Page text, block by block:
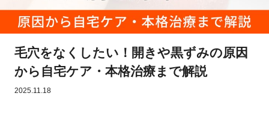
毛穴をなくしたい！開きや黒ずみの原因
から自宅ケア・本格治療まで解説
2025.11.18